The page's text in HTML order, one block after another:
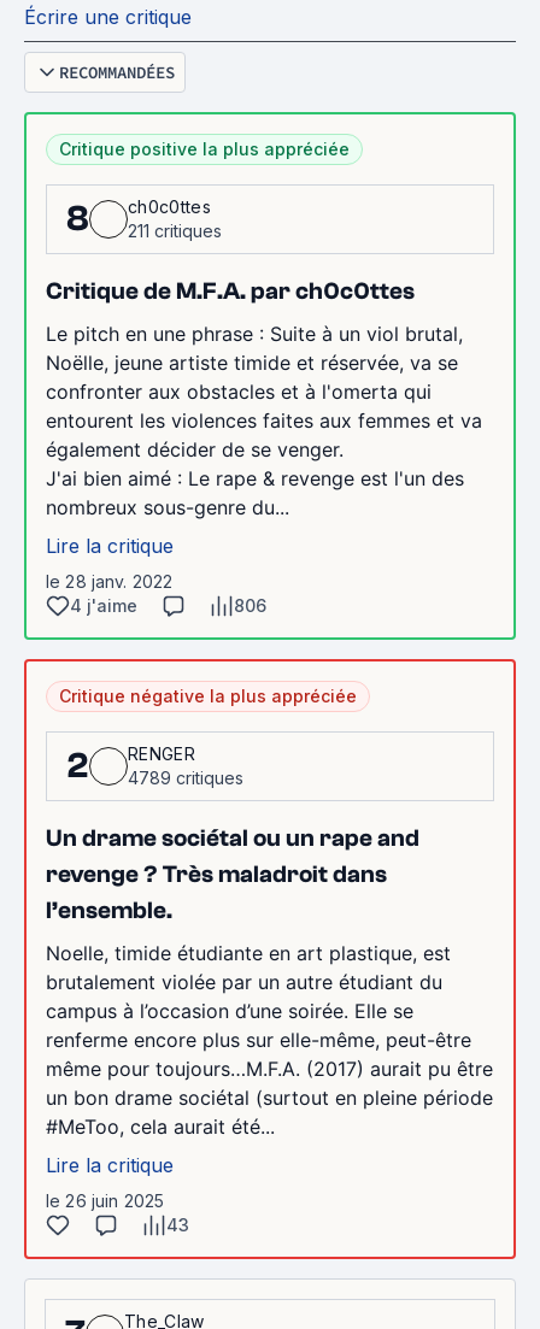
Écrire une critique
RECOMMANDÉES
Critique positive la plus appréciée
8
ch0c0ttes
211 critiques
Critique de M.F.A. par ch0c0ttes
Le pitch en une phrase : Suite à un viol brutal,
Noëlle, jeune artiste timide et réservée, va se
confronter aux obstacles et à l'omerta qui
entourent les violences faites aux femmes et va
également décider de se venger.
J'ai bien aimé : Le rape & revenge est l'un des
nombreux sous-genre du...
Lire la critique
le 28 janv. 2022
4 j'aime
806
Critique négative la plus appréciée
2
RENGER
4789 critiques
Un drame sociétal ou un rape and
revenge ? Très maladroit dans
l’ensemble.
Noelle, timide étudiante en art plastique, est
brutalement violée par un autre étudiant du
campus à l’occasion d’une soirée. Elle se
renferme encore plus sur elle-même, peut-être
même pour toujours…M.F.A. (2017) aurait pu être
un bon drame sociétal (surtout en pleine période
#MeToo, cela aurait été...
Lire la critique
le 26 juin 2025
43
The_Claw